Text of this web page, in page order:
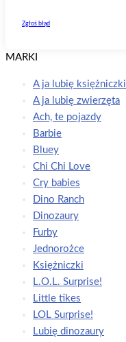
MARKI
A ja lubię księżniczki
A ja lubię zwierzęta
Ach, te pojazdy
Barbie
Bluey
Chi Chi Love
Cry babies
Dino Ranch
Dinozaury
Furby
Jednorożce
Księżniczki
L.O.L. Surprise!
Little tikes
LOL Surprise!
Lubię dinozaury